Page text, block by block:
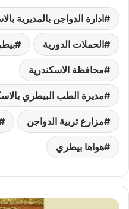
ادارة الدواجن بالمديرية
الحملات الدورية
محافظة الاسكندرية
مديرة الطب البيطري
مزارع تربية الدواجن
هواها بيطري
التنمية